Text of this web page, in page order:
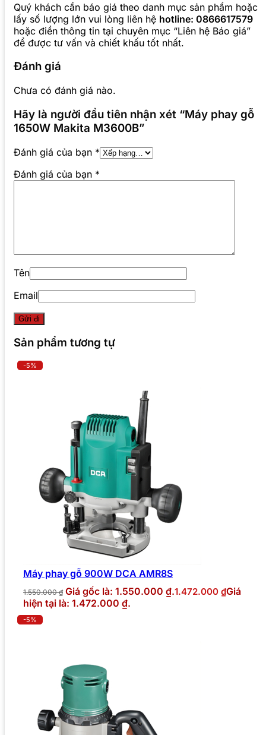
Quý khách cần báo giá theo danh mục sản phẩm hoặc
lấy số lượng lớn vui lòng liên hệ hotline: 0866617579
hoặc điền thông tin tại chuyên mục “Liên hệ Báo giá”
để được tư vấn và chiết khấu tốt nhất.
Đánh giá
Chưa có đánh giá nào.
Hãy là người đầu tiên nhận xét “Máy phay gỗ
1650W Makita M3600B”
Đánh giá của bạn *
Đánh giá của bạn *
Tên
Email
Sản phẩm tương tự
-5%
Máy phay gỗ 900W DCA AMR8S
1.550.000₫ Giá gốc là: 1.550.000 ₫.1.472.000 ₫Giá
hiện tại là: 1.472.000 ₫.
-5%